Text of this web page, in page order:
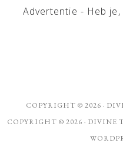
Advertentie - Heb
COPYRIGHT © 2026 ·
COPYRIGHT © 2026 · DIVINE